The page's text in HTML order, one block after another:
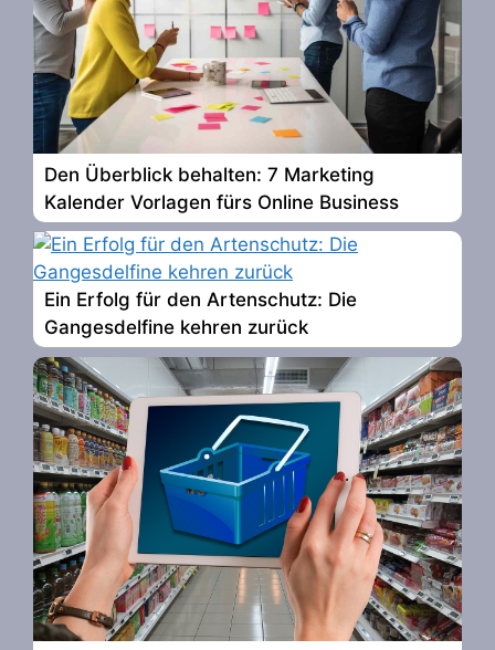
Den Überblick behalten: 7 Marketing
Kalender Vorlagen fürs Online Business
Ein Erfolg für den Artenschutz: Die
Gangesdelfine kehren zurück